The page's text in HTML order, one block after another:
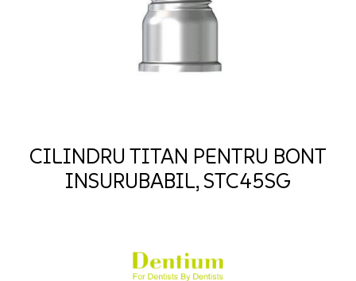
CILINDRU TITAN PENTRU BONT
INSURUBABIL, STC45SG